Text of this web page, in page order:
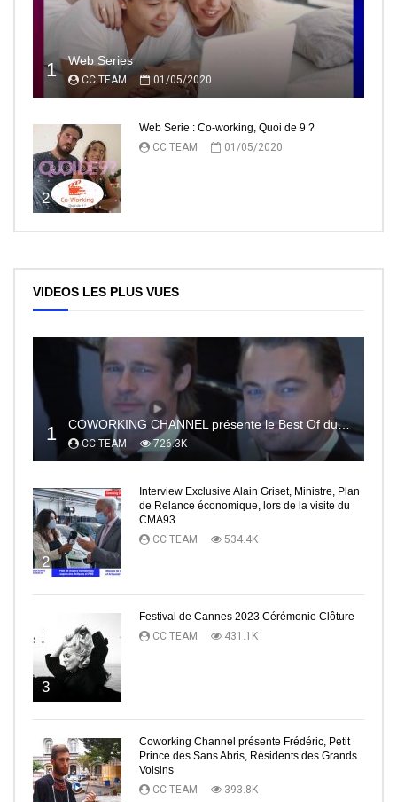
1 Web Series
CC TEAM 01/05/2020
2
Web Serie : Co-working, Quoi de 9 ?
CC TEAM
01/05/2020
VIDEOS LES PLUS VUES
1 COWORKING CHANNEL présente le Best Of du RedCarpet du Festival de Cannes
CC TEAM 726.3K
2
Interview Exclusive Alain Griset, Ministre, Plan
de Relance économique, lors de la visite du
CMA93
CC TEAM
534.4K
3
Festival de Cannes 2023 Cérémonie Clôture
CC TEAM
431.1K
Coworking Channel présente Frédéric, Petit
Prince des Sans Abris, Résidents des Grands
Voisins
CC TEAM
393.8K